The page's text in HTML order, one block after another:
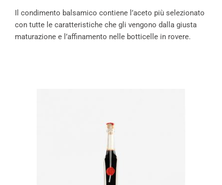
Il condimento balsamico contiene l’aceto più selezionato
con tutte le caratteristiche che gli vengono dalla giusta
maturazione e l’affinamento nelle botticelle in rovere.